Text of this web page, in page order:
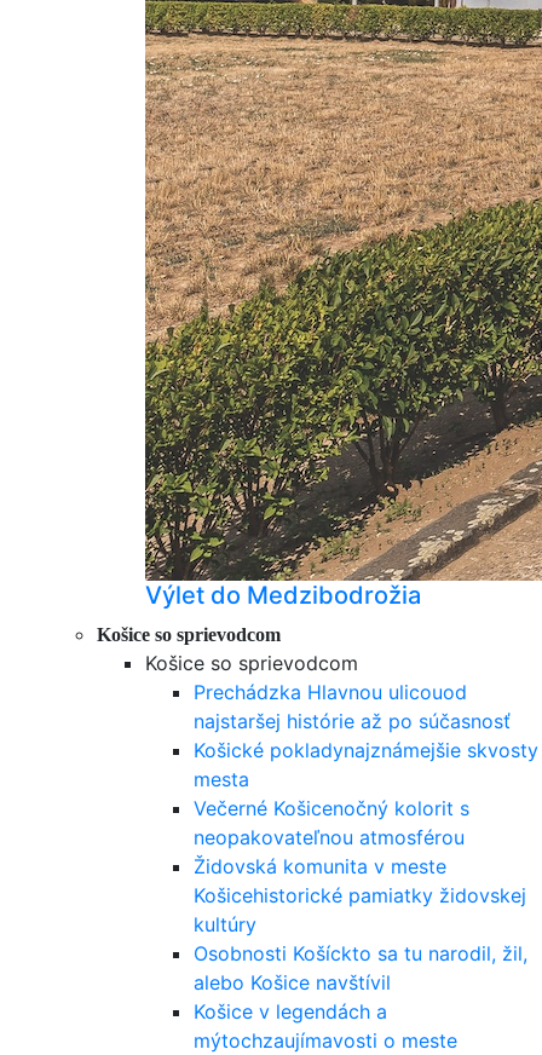
Výlet do Medzibodrožia
Košice so sprievodcom
Košice so sprievodcom
Prechádzka Hlavnou ulicouod
najstaršej histórie až po súčasnosť
Košické pokladynajznámejšie skvosty
mesta
Večerné Košicenočný kolorit s
neopakovateľnou atmosférou
Židovská komunita v meste
Košicehistorické pamiatky židovskej
kultúry
Osobnosti Košíckto sa tu narodil, žil,
alebo Košice navštívil
Košice v legendách a
mýtochzaujímavosti o meste